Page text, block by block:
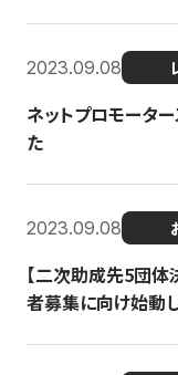
2023.09.08
ネットプロモータ
た
2023.09.08
【二次助成先5団体
者募集に向け始動